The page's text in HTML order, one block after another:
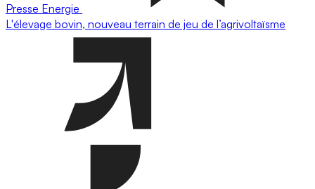
Presse Energie
L'élevage bovin, nouveau terrain de jeu de l’agrivoltaïsme